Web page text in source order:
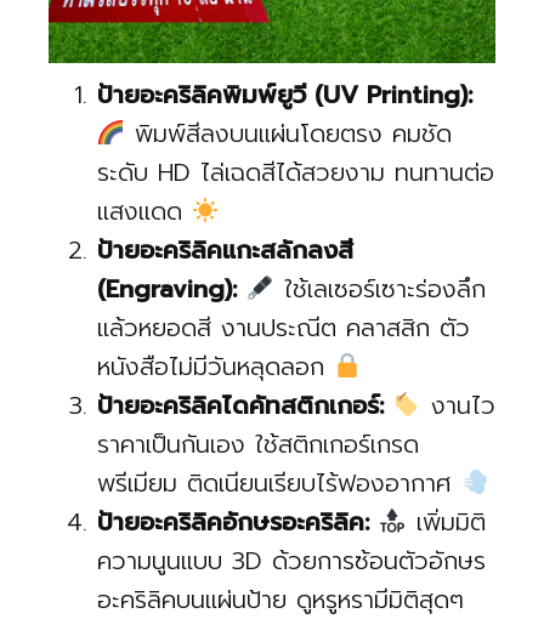
ป้ายอะคริลิคพิมพ์ยูวี (UV Printing):
พิมพ์สีลงบนแผ่นโดยตรง คมชัด
ระดับ HD ไล่เฉดสีได้สวยงาม ทนทานต่อ
แสงแดด
ป้ายอะคริลิคแกะสลักลงสี
(Engraving):
ใช้เลเซอร์เซาะร่องลึก
แล้วหยอดสี งานประณีต คลาสสิก ตัว
หนังสือไม่มีวันหลุดลอก
ป้ายอะคริลิคไดคัทสติกเกอร์:
งานไว
ราคาเป็นกันเอง ใช้สติกเกอร์เกรด
พรีเมียม ติดเนียนเรียบไร้ฟองอากาศ
ป้ายอะคริลิคอักษรอะคริลิค:
เพิ่มมิติ
ความนูนแบบ 3D ด้วยการซ้อนตัวอักษร
อะคริลิคบนแผ่นป้าย ดูหรูหรามีมิติสุดๆ